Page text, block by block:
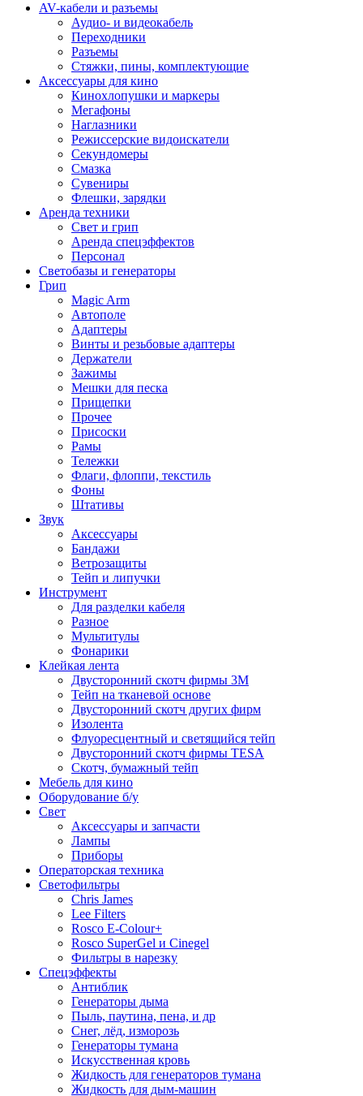
AV-кабели и разъемы
Аудио- и видеокабель
Переходники
Разъемы
Стяжки, пины, комплектующие
Аксессуары для кино
Кинохлопушки и маркеры
Мегафоны
Наглазники
Режиссерские видоискатели
Секундомеры
Смазка
Сувениры
Флешки, зарядки
Аренда техники
Свет и грип
Аренда спецэффектов
Персонал
Светобазы и генераторы
Грип
Magic Arm
Автополе
Адаптеры
Винты и резьбовые адаптеры
Держатели
Зажимы
Мешки для песка
Прищепки
Прочее
Присоски
Рамы
Тележки
Флаги, флоппи, текстиль
Фоны
Штативы
Звук
Аксессуары
Бандажи
Ветрозащиты
Тейп и липучки
Инструмент
Для разделки кабеля
Разное
Мультитулы
Фонарики
Клейкая лента
Двусторонний скотч фирмы 3M
Тейп на тканевой основе
Двусторонний скотч других фирм
Изолента
Флуоресцентный и светящийся тейп
Двусторонний скотч фирмы TESA
Скотч, бумажный тейп
Мебель для кино
Оборудование б/у
Свет
Аксессуары и запчасти
Лампы
Приборы
Операторская техника
Светофильтры
Chris James
Lee Filters
Rosco E-Colour+
Rosco SuperGel и Cinegel
Фильтры в нарезку
Спецэффекты
Антиблик
Генераторы дыма
Пыль, паутина, пена, и др
Снег, лёд, изморозь
Генераторы тумана
Искусственная кровь
Жидкость для генераторов тумана
Жидкость для дым-машин